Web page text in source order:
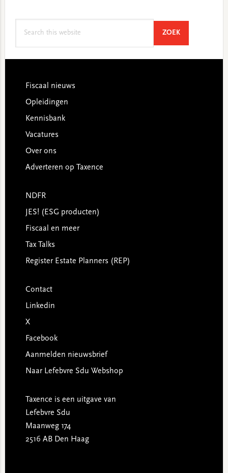
ZOEKSEARCH
Footer
Fiscaal nieuws
Opleidingen
Kennisbank
Vacatures
Over ons
Adverteren op Taxence
NDFR
JES! (ESG producten)
Fiscaal en meer
Tax Talks
Register Estate Planners (REP)
Contact
Linkedin
X
Facebook
Aanmelden nieuwsbrief
Naar Lefebvre Sdu Webshop
Taxence is een uitgave van
Lefebvre Sdu
Maanweg 174
2516 AB Den Haag